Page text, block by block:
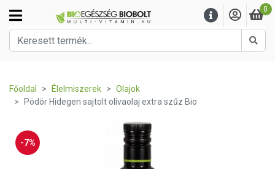
0
Főoldal Élelmiszerek
Olajok
Pödör Hidegen sajtolt olívaolaj extra szűz Bio
-7%